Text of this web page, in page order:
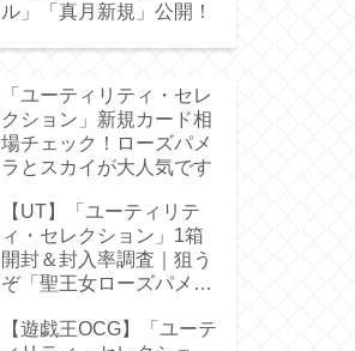
ル」「真月新規」公開！
「ユーティリティ・セレ
クション」新規カード相
場チェック！ローズパメ
ラとスカイが大人気です
【UT】「ユーティリテ
ィ・セレクション」1箱
開封＆封入率調査｜狙う
ぞ「聖王女ローズパメ
【遊戯王OCG】「ユーテ